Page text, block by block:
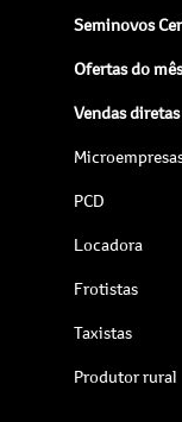
Seminovos
Ofertas do mês
Vendas diretas
PCD
Locadora
Frotistas
Taxistas
Produtor rural